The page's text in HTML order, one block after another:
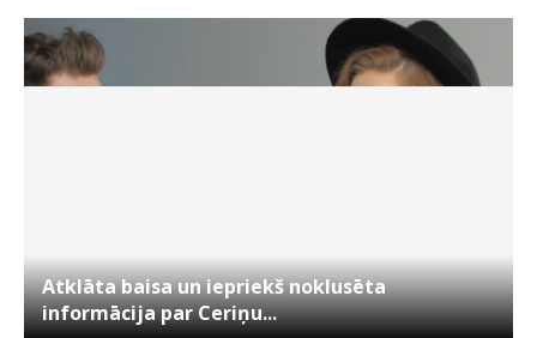
Atklāta baisa un iepriekš noklusēta
informācija par Ceriņu...